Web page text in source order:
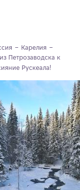
Карелия
Петрозаводска к
Рускеала!